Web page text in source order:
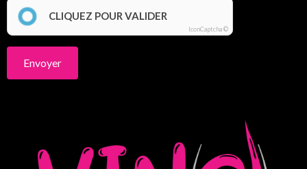
CLIQUEZ POUR VALIDER
IconCaptcha ©
Envoyer